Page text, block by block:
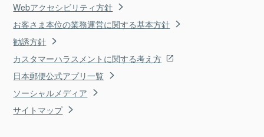
Webアクセシビリティ方針
お客さま本位の業務運営に関する基本方針
勧誘方針
カスタマーハラスメントに関する考え方
日本郵便公式アプリ一覧
ソーシャルメディア
サイトマップ